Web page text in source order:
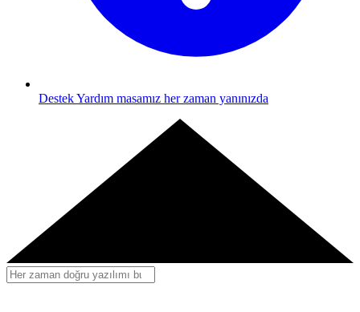
DestekYardım masamız her zaman yanınızda